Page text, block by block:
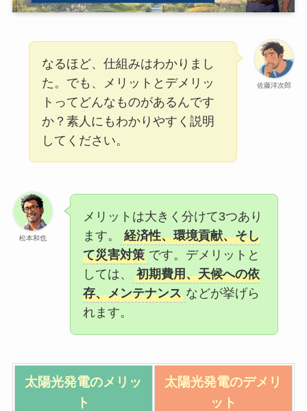
佐藤洋次郎
なるほど、仕組みはわかりまし
た。でも、メリットとデメリッ
トってどんなものがあるんです
か？素人にもわかりやすく説明
してください。
松本和也
メリットは大きく分けて3つあり
ます。
経済性、環境貢献、そし
て災害対策 です。デメリットと
しては、
初期費用、天候への依
存、メンテナンス などが挙げら
れます。
太陽光発電のメリッ
ト
太陽光発電のデメリ
ット